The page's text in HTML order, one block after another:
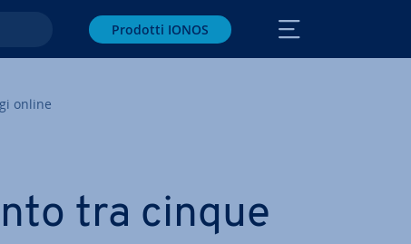
Prodotti IONOS
online
tra cinque